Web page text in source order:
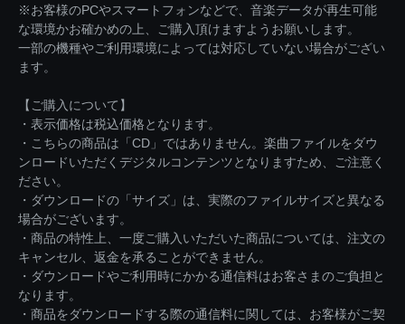
※お客様のPCやスマートフォンなどで、音楽データが再生可能
な環境かお確かめの上、ご購入頂けますようお願いします。
一部の機種やご利用環境によっては対応していない場合がござい
ます。
【ご購入について】
・表示価格は税込価格となります。
・こちらの商品は「CD」ではありません。楽曲ファイルをダウ
ンロードいただくデジタルコンテンツとなりますため、ご注意く
ださい。
・ダウンロードの「サイズ」は、実際のファイルサイズと異なる
場合がございます。
・商品の特性上、一度ご購入いただいた商品については、注文の
キャンセル、返金を承ることができません。
・ダウンロードやご利用時にかかる通信料はお客さまのご負担と
なります。
・商品をダウンロードする際の通信料に関しては、お客様がご契